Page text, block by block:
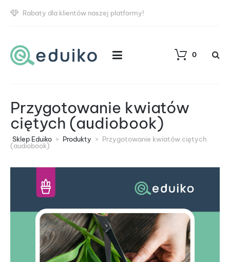
Rabaty dla klientów naszej platformy!
0
Przygotowanie kwiatów
ciętych (audiobook)
Sklep Eduiko > Produkty > Przygotowanie kwiatów ciętych
(audiobook)